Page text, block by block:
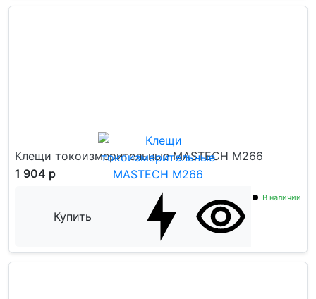
Клещи токоизмерительные MASTECH M266
1 904 р
Купить
В наличии